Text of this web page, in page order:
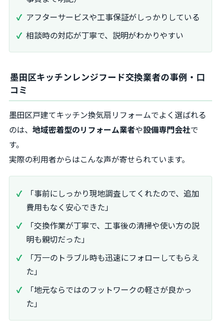
アフターサービスや工事保証がしっかりしている
相談時の対応が丁寧で、説明がわかりやすい
墨田区キッチンレンジフード交換業者の事例・口
コミ
墨田区戸建てキッチン換気扇リフォームでよく選ばれる
のは、 地域密着型のリフォーム業者や設備専門会社で
す。
実際の利用者からはこんな声が寄せられています。
「事前にしっかり現地調査してくれたので、追加
費用もなく安心できた」
「交換作業が丁寧で、工事後の清掃や使い方の説
明も親切だった」
「万一のトラブル時も迅速にフォローしてもらえ
た」
「地元ならではのフットワークの軽さが良かっ
た」